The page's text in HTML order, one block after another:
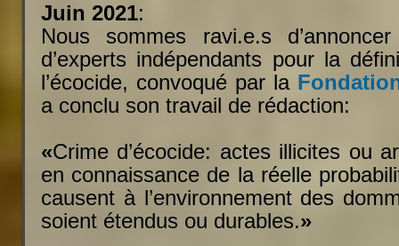
Juin 2021:
Nous sommes ravi.e.s
d’experts indépendants pour la
l’écocide, convoqué par la
a conclu son travail de rédaction:
«Crime d’écocide: actes illicites ou
en connaissance de la réelle
causent à l’environnement des
soient étendus ou durables.»